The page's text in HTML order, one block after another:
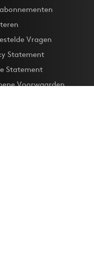
Vragen
Statement
Statement
Voorwaarden